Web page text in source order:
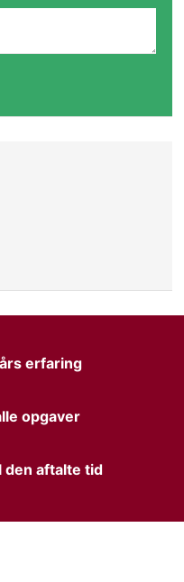
erfaring
opgaver
den aftalte tid